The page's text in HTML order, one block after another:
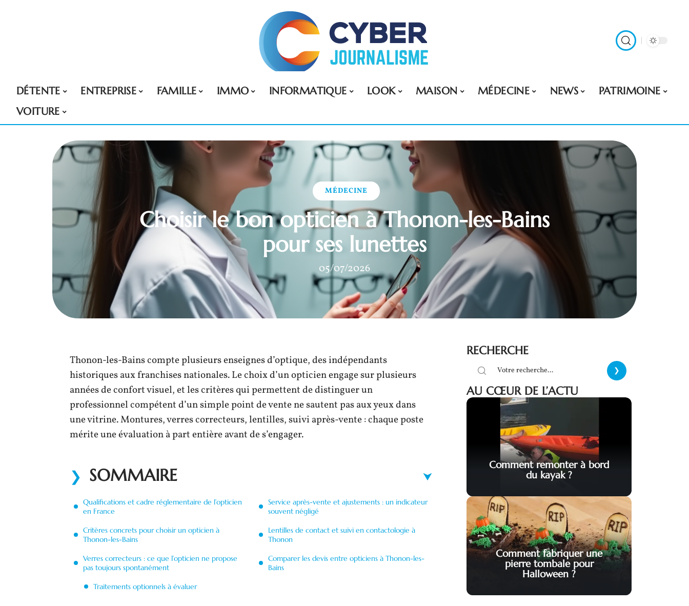
DÉTENTE ENTREPRISE FAMILLE IMMO INFORMATIQUE LOOK MAISON MÉDECINE NEWS
PATRIMOINE
VOITURE
MÉDECINE
Choisir le bon opticien à Thonon-les-Bains
pour ses lunettes
05/07/2026
Thonon-les-Bains compte plusieurs enseignes d’optique, des indépendants
historiques aux franchises nationales. Le choix d’un opticien engage sur plusieurs
années de confort visuel, et les critères qui permettent de distinguer un
professionnel compétent d’un simple point de vente ne sautent pas aux yeux dans
une vitrine. Montures, verres correcteurs, lentilles, suivi après-vente : chaque poste
mérite une évaluation à part entière avant de s’engager.
SOMMAIRE
Qualifications et cadre réglementaire de l’opticien
en France
Critères concrets pour choisir un opticien à
Thonon-les-Bains
Verres correcteurs : ce que l’opticien ne propose
pas toujours spontanément
Traitements optionnels à évaluer
Service après-vente et ajustements : un indicateur
souvent négligé
Lentilles de contact et suivi en contactologie à
Thonon
Comparer les devis entre opticiens à Thonon-les-
Bains
RECHERCHE
AU CŒUR DE L’ACTU
Comment remonter à bord
du kayak ?
Comment fabriquer une
pierre tombale pour
Halloween ?